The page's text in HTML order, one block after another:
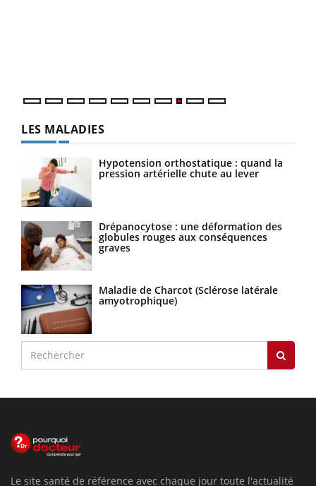
LES MALADIES
Hypotension orthostatique : quand la
pression artérielle chute au lever
Drépanocytose : une déformation des
globules rouges aux conséquences
graves
Maladie de Charcot (Sclérose latérale
amyotrophique)
Le site santé de référence avec chaque jour toute l'actualité